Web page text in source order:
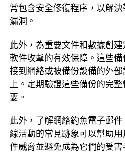
常包含安全修復程序，以解
漏洞。
此外，為重要文件和數據創
軟件攻擊的有效保障。這些
接到網絡或被備份設備的外
上。定期驗證這些備份的完
要。
此外，了解網絡釣魚電子郵
線活動的常見跡象可以幫助
件威脅並避免成為它們的受害